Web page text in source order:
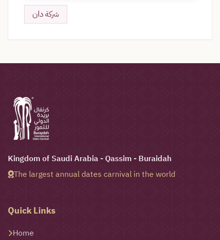
شركة دان
Kingdom of Saudi Arabia - Qassim - Buraidah
The largest annual dates carnival in the world
Quick Links
Home